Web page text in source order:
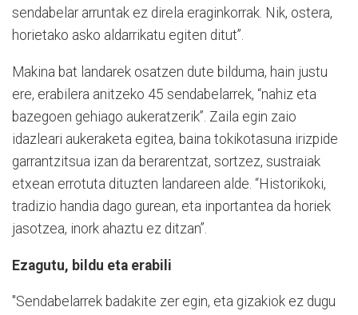
sendabelar arruntak ez direla eraginkorrak. Nik, ostera,
horietako asko aldarrikatu egiten ditut”.
Makina bat landarek osatzen dute bilduma, hain justu
ere, erabilera anitzeko 45 sendabelarrek, “nahiz eta
bazegoen gehiago aukeratzerik”. Zaila egin zaio
idazleari aukeraketa egitea, baina tokikotasuna irizpide
garrantzitsua izan da berarentzat, sortzez, sustraiak
etxean errotuta dituzten landareen alde. “Historikoki,
tradizio handia dago gurean, eta inportantea da horiek
jasotzea, inork ahaztu ez ditzan”.
Ezagutu, bildu eta erabili
"Sendabelarrek badakite zer egin, eta gizakiok ez dugu